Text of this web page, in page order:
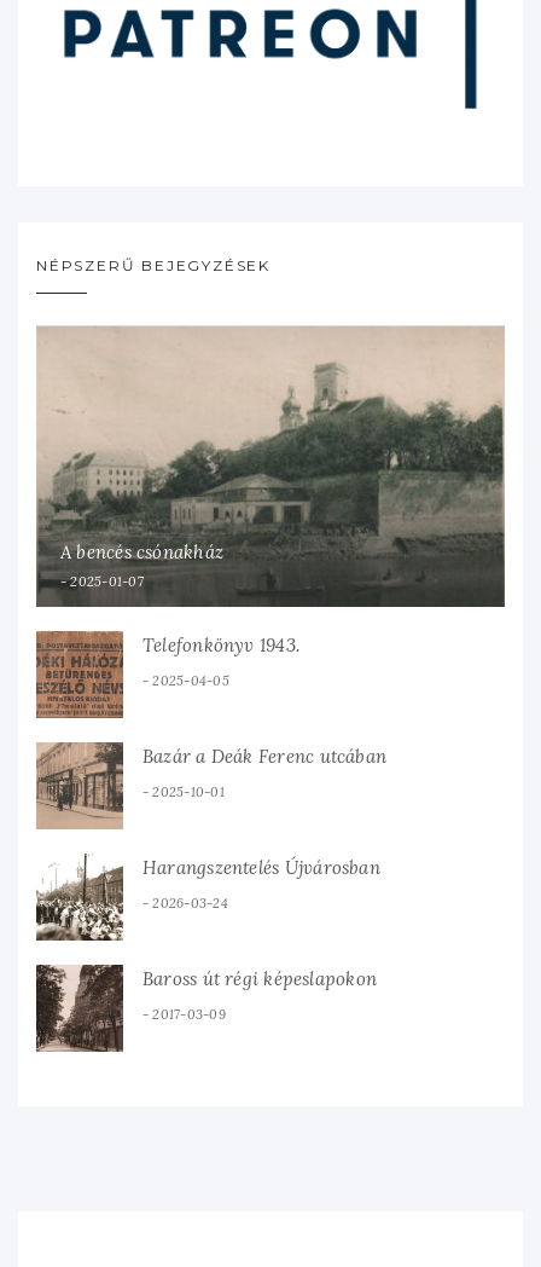
NÉPSZERŰ BEJEGYZÉSEK
A bencés csónakház
2025-01-07
Telefonkönyv 1943.
2025-04-05
Bazár a Deák Ferenc utcában
2025-10-01
Harangszentelés Újvárosban
2026-03-24
Baross út régi képeslapokon
2017-03-09